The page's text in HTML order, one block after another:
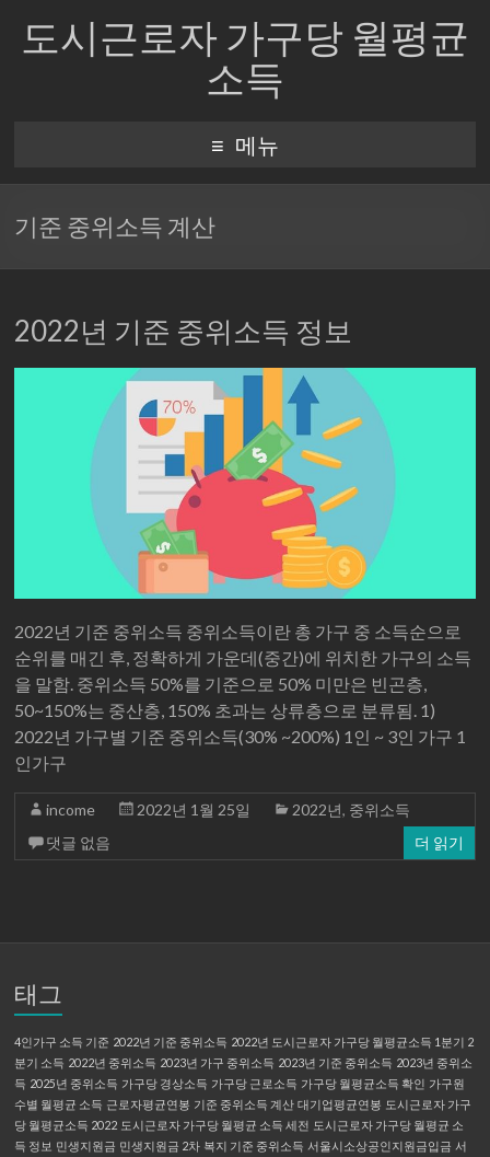
도시근로자 가구당 월평균
소득
메뉴
기준 중위소득 계산
2022년 기준 중위소득 정보
2022년 기준 중위소득 중위소득이란 총 가구 중 소득순으로
순위를 매긴 후, 정확하게 가운데(중간)에 위치한 가구의 소득
을 말함. 중위소득 50%를 기준으로 50% 미만은 빈곤층,
50~150%는 중산층, 150% 초과는 상류층으로 분류됨. 1)
2022년 가구별 기준 중위소득(30% ~200%) 1인 ~ 3인 가구 1
인가구
income 2022년 1월 25일 2022년, 중위소득
댓글 없음
더 읽기
태그
4인가구 소득 기준 2022년 기준 중위소득 2022년 도시근로자 가구당 월평균소득 1분기 2
분기 소득 2022년 중위소득 2023년 가구 중위소득 2023년 기준 중위소득 2023년 중위소
득 2025년 중위소득 가구당 경상소득 가구당 근로소득 가구당 월평균소득 확인 가구원
수별 월평균 소득 근로자평균연봉 기준 중위소득 계산 대기업평균연봉 도시근로자 가구
당 월평균소득 2022 도시근로자 가구당 월평균 소득 세전 도시근로자 가구당 월평균 소
득 정보 민생지원금 민생지원금 2차 복지 기준 중위소득 서울시소상공인지원금입금 서